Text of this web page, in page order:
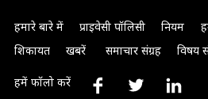
हमारे बारे में प्राइवेसी पॉलिसी नियम
शिकायत
खबरें समाचार संग्रह विषय
हमें फॉलो करें